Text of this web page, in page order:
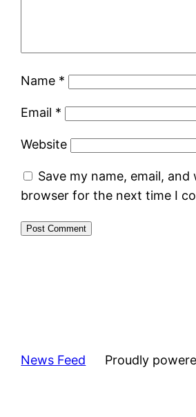
Name *
Email *
Website
Save my name, email,
browser for the next time I
News Feed Proudly